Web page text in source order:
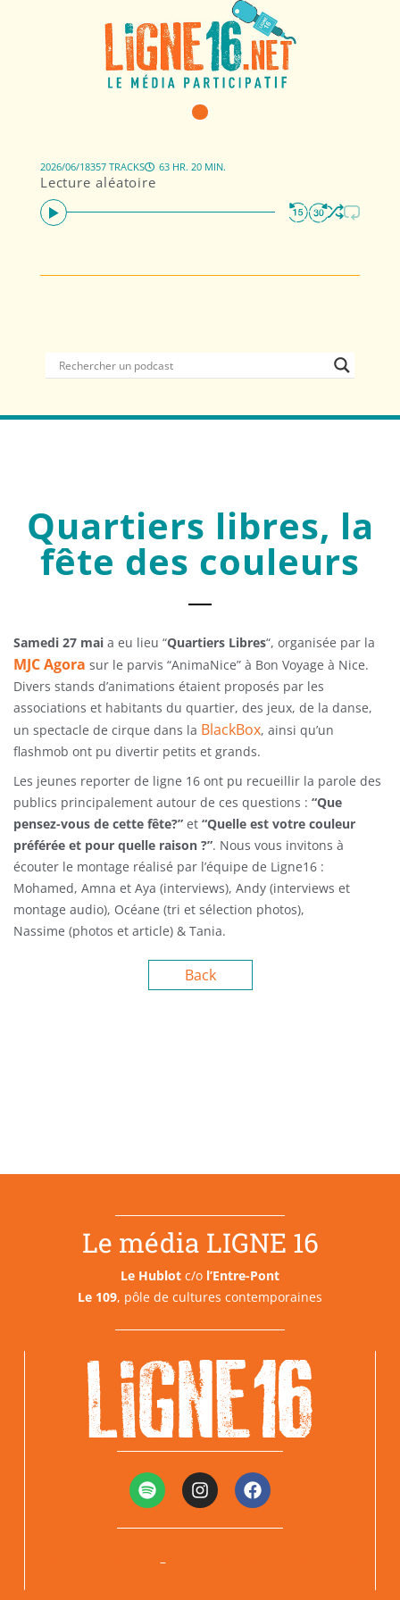
Lecture aléatoire
2026/06/18357 TRACKS 63 HR. 20 MIN.
Quartiers libres, la
fête des couleurs
Samedi 27 mai a eu lieu “Quartiers Libres“, organisée par la
MJC Agora sur le parvis “AnimaNice” à Bon Voyage à Nice.
Divers stands d’animations étaient proposés par les
associations et habitants du quartier, des jeux, de la danse,
un spectacle de cirque dans la BlackBox, ainsi qu’un
flashmob ont pu divertir petits et grands.
Les jeunes reporter de ligne 16 ont pu recueillir la parole des
publics principalement autour de ces questions : “Que
pensez-vous de cette fête?” et “Quelle est votre couleur
préférée et pour quelle raison ?”. Nous vous invitons à
écouter le montage réalisé par l’équipe de Ligne16 :
Mohamed, Amna et Aya (interviews), Andy (interviews et
montage audio), Océane (tri et sélection photos),
Nassime (photos et article) & Tania.
Back
Le média LIGNE 16
Le Hublot c/o l’Entre-Pont
Le 109, pôle de cultures contemporaines
–